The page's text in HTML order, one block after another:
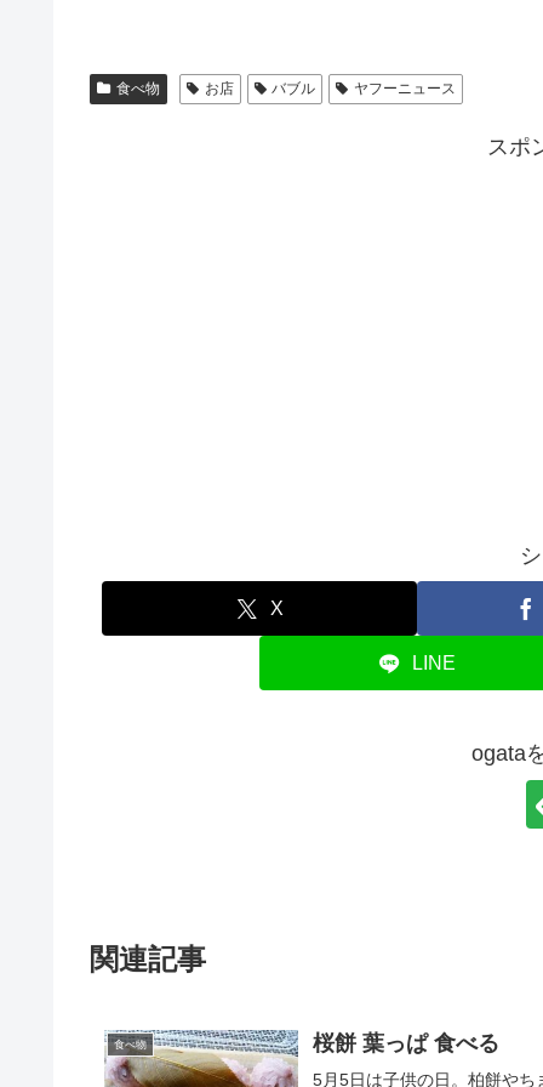
食べ物 お店 バブル ヤフーニュース
スポ
X
LINE
ogata
関連記事
食べ物 桜餅 葉っぱ 食べる
5月5日は子供の日。柏餅や